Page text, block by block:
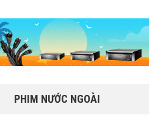
PHIM NƯỚC NGOÀI